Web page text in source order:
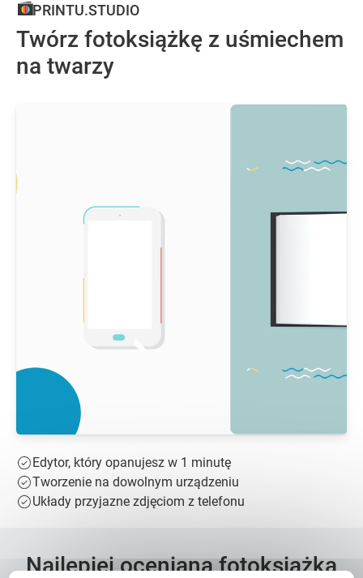
PRINTU.STUDIO
Twórz fotoksiążkę z uśmiechem
na twarzy
Edytor, który opanujesz w 1 minutę
Tworzenie na dowolnym urządzeniu
Układy przyjazne zdjęciom z telefonu
Najlepiej oceniana fotoksiążka